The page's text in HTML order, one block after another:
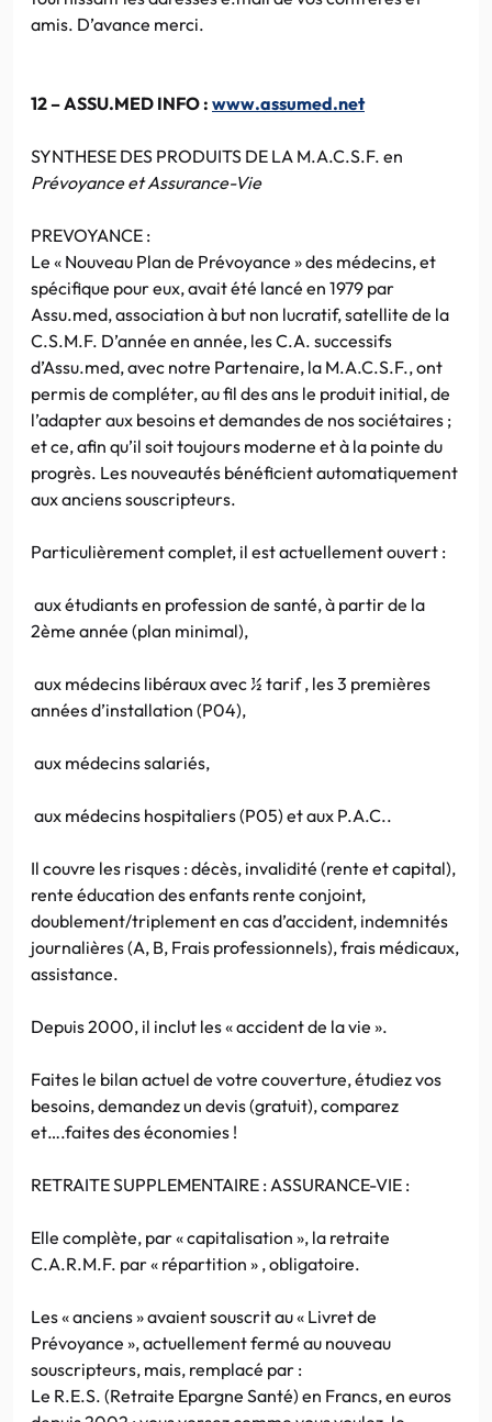
amis. D’avance merci.
12 – ASSU.MED INFO : www.assumed.net
SYNTHESE DES PRODUITS DE LA M.A.C.S.F. en
Prévoyance et Assurance-Vie
PREVOYANCE :
Le « Nouveau Plan de Prévoyance » des médecins, et
spécifique pour eux, avait été lancé en 1979 par
Assu.med, association à but non lucratif, satellite de la
C.S.M.F. D’année en année, les C.A. successifs
d’Assu.med, avec notre Partenaire, la M.A.C.S.F., ont
permis de compléter, au fil des ans le produit initial, de
l’adapter aux besoins et demandes de nos sociétaires ;
et ce, afin qu’il soit toujours moderne et à la pointe du
progrès. Les nouveautés bénéficient automatiquement
aux anciens souscripteurs.
Particulièrement complet, il est actuellement ouvert :
aux étudiants en profession de santé, à partir de la
2ème année (plan minimal),
aux médecins libéraux avec ½ tarif , les 3 premières
années d’installation (P04),
aux médecins salariés,
aux médecins hospitaliers (P05) et aux P.A.C..
Il couvre les risques : décès, invalidité (rente et capital),
rente éducation des enfants rente conjoint,
doublement/triplement en cas d’accident, indemnités
journalières (A, B, Frais professionnels), frais médicaux,
assistance.
Depuis 2000, il inclut les « accident de la vie ».
Faites le bilan actuel de votre couverture, étudiez vos
besoins, demandez un devis (gratuit), comparez
et….faites des économies !
RETRAITE SUPPLEMENTAIRE : ASSURANCE-VIE :
Elle complète, par « capitalisation », la retraite
C.A.R.M.F. par « répartition » , obligatoire.
Les « anciens » avaient souscrit au « Livret de
Prévoyance », actuellement fermé au nouveau
souscripteurs, mais, remplacé par :
Le R.E.S. (Retraite Epargne Santé) en Francs, en euros